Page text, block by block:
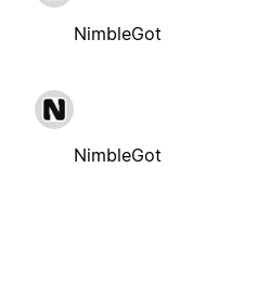
NimbleGot
NimbleGot